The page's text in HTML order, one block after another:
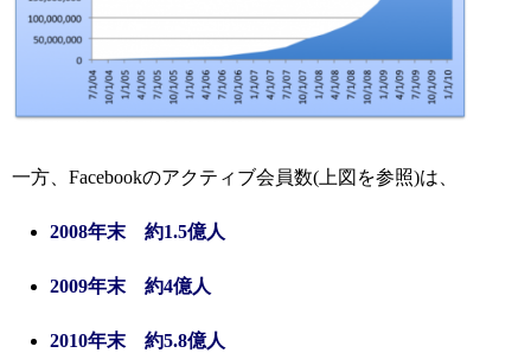
一方、Facebookのアクティブ会員数(上図を参照)は、
2008年末 約1.5億人
2009年末 約4億人
2010年末 約5.8億人